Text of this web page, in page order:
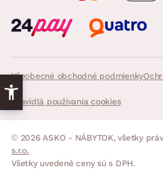
Všeobecné obchodné podmienky
Pravidlá používania cookies
© 2026 ASKO - NÁBYTOK, všetky
s.r.o.
Všetky uvedené ceny sú s DPH.